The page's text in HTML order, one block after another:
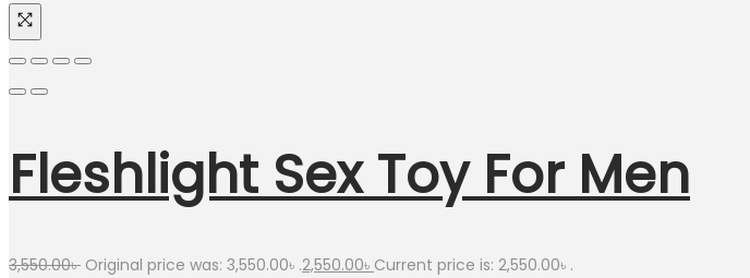
Fleshlight Sex Toy For Men
3,550.00৳ Original price was: 3,550.00৳ .2,550.00৳ Current price is: 2,550.00৳ .